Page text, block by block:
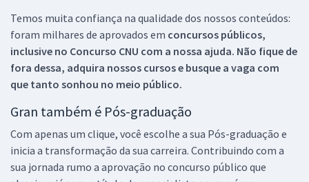
Temos muita confiança na qualidade dos nossos conteúdos:
foram milhares de aprovados em concursos públicos,
inclusive no Concurso CNU com a nossa ajuda. Não fique de
fora dessa, adquira nossos cursos e busque a vaga com
que tanto sonhou no meio público.
Gran também é Pós-graduação
Com apenas um clique, você escolhe a sua Pós-graduação e
inicia a transformação da sua carreira. Contribuindo com a
sua jornada rumo a aprovação no concurso público que